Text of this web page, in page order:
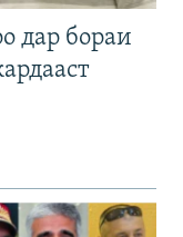
дар бораи